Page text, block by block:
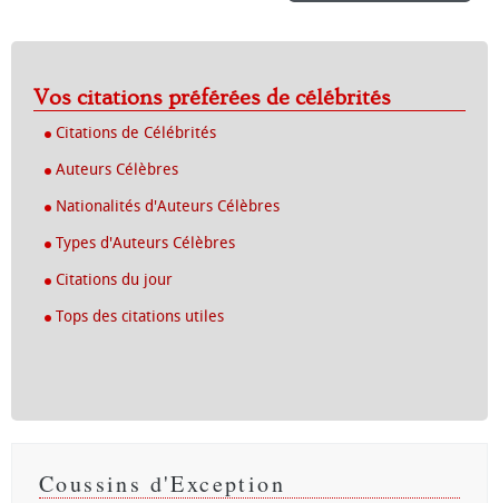
Vos citations préférées de célébrités
Citations de Célébrités
Auteurs Célèbres
Nationalités d'Auteurs Célèbres
Types d'Auteurs Célèbres
Citations du jour
Tops des citations utiles
Coussins d'Exception